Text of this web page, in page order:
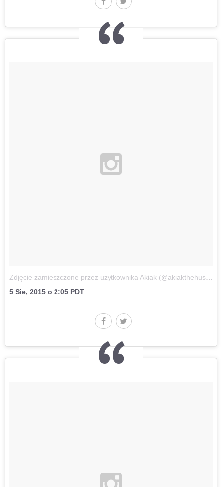
Zdjęcie zamieszczone przez użytkownika Akiak (@akiakthehusky)
5 Sie, 2015 o 2:05 PDT